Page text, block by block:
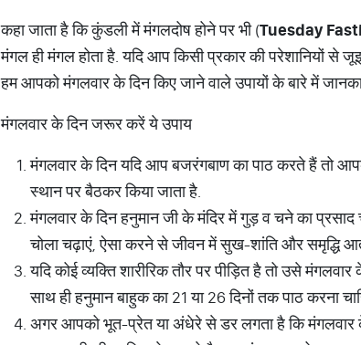
कहा जाता है कि कुंडली में मंगलदोष होने पर भी (Tuesday
मंगल ही मंगल होता है. यदि आप किसी प्रकार की परेशानियों से
हम आपको मंगलवार के दिन किए जाने वाले उपायों के बारे में
मंगलवार के दिन जरूर करें ये उपाय
मंगलवार के दिन यदि आप बजरंगबाण का पाठ करते हैं तो
स्थान पर बैठकर किया जाता है.
मंगलवार के दिन हनुमान जी के मंदिर में गुड़ व चने का
चोला चढ़ाएं, ऐसा करने से जीवन में सुख-शांति और समृद्धि
यदि कोई व्यक्ति शारीरिक तौर पर पीड़ित है तो उसे
साथ ही हनुमान बाहुक का 21 या 26 दिनों तक पाठ करना
अगर आपको भूत-प्रेत या अंधेरे से डर लगता है कि मंगलवार